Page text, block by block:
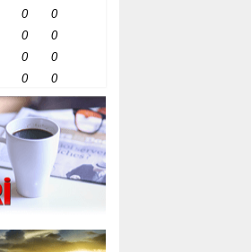
0
0
0
0
0
0
0 0